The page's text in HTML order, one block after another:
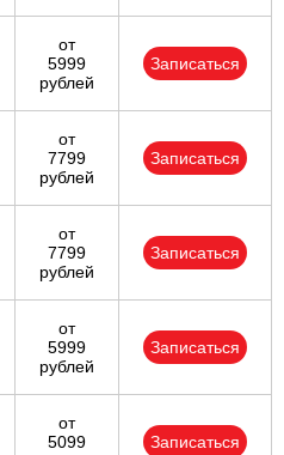
от
5999
рублей
Записаться
от
7799
рублей
Записаться
от
7799
рублей
Записаться
от
5999
рублей
Записаться
от
5099
Записаться